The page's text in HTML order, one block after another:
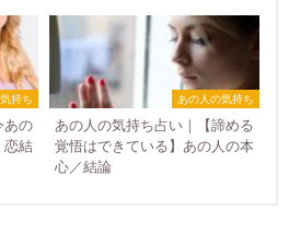
持ち
あの
恋結
あの人の気持ち
あの人の気持ち占い｜【諦める
覚悟はできている】あの人の本
心／結論